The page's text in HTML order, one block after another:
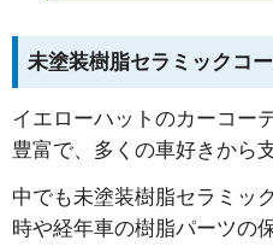
未塗装樹脂セラミックコ
イエローハットのカーコー
豊富で、多くの車好きから
中でも未塗装樹脂セラミッ
時や経年車の樹脂パーツの